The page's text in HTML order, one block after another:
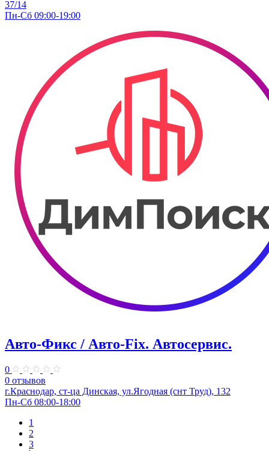
37/14
Пн-Сб 09:00-19:00
Авто-Фикс / Авто-Fix. Автосервис.
0
0 отзывов
г.Краснодар, ст-ца Динская, ул.Ягодная (снт Труд), 132
Пн-Сб 08:00-18:00
1
2
3